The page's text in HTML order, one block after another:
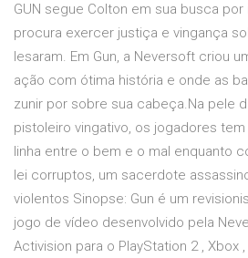
GUN segue Colton em sua busca
procura exercer justiça e vingança
lesaram. Em Gun, a Neversoft criou
ação com ótima história e onde as
zunir por sobre sua cabeça.Na pele
pistoleiro vingativo, os jogadores
linha entre o bem e o mal enquanto
lei corruptos, um sacerdote
violentos Sinopse: Gun é um
jogo de vídeo desenvolvido pela
Activision para o PlayStation 2 , Xbox